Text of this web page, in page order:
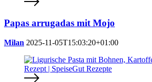
Papas arrugadas mit Mojo
Milan 2025-11-05T15:03:20+01:00